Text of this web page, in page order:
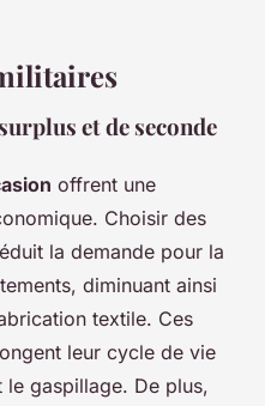
et de seconde
offrent une
Choisir des
la demande pour la
diminuant ainsi
textile. Ces
leur cycle de vie
gaspillage. De plus,